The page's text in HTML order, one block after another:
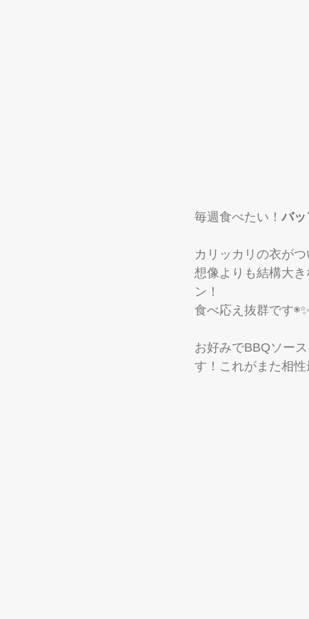
毎週食べたい！ バッ
カリッカリの衣がつ
想像よりも結構大
ン！
食べ応え抜群です◉✨
お好みでBBQソー
す！これがまた相性